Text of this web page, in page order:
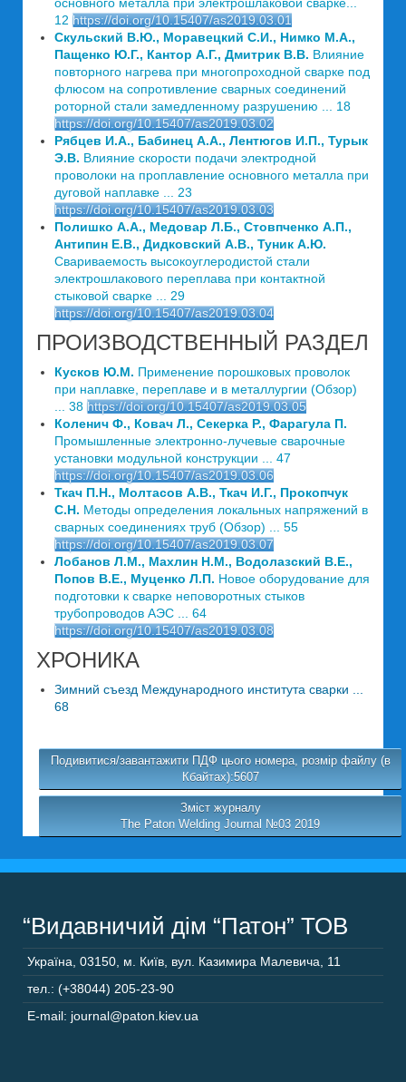
12 https://doi.org/10.15407/as2019.03.01
Скульский В.Ю., Моравецкий С.И., Нимко М.А.,
Пащенко Ю.Г., Кантор А.Г., Дмитрик В.В. Влияние
повторного нагрева при многопроходной сварке под
флюсом на сопротивление сварных соединений
роторной стали замедленному разрушению ... 18
https://doi.org/10.15407/as2019.03.02
Рябцев И.А., Бабинец А.А., Лентюгов И.П., Турык
Э.В. Влияние скорости подачи электродной
проволоки на проплавление основного металла при
дуговой наплавке ... 23
https://doi.org/10.15407/as2019.03.03
Полишко А.А., Медовар Л.Б., Стовпченко А.П.,
Антипин Е.В., Дидковский А.В., Туник А.Ю.
Свариваемость высокоуглеродистой стали
электрошлакового переплава при контактной
стыковой сварке ... 29
https://doi.org/10.15407/as2019.03.04
ПРОИЗВОДСТВЕННЫЙ РАЗДЕЛ
Кусков Ю.М. Применение порошковых проволок
при наплавке, переплаве и в металлургии (Обзор)
... 38 https://doi.org/10.15407/as2019.03.05
Коленич Ф., Ковач Л., Секерка Р., Фарагула П.
Промышленные электронно-лучевые сварочные
установки модульной конструкции ... 47
https://doi.org/10.15407/as2019.03.06
Ткач П.Н., Молтасов А.В., Ткач И.Г., Прокопчук
С.Н. Методы определения локальных напряжений в
сварных соединениях труб (Обзор) ... 55
https://doi.org/10.15407/as2019.03.07
Лобанов Л.М., Махлин Н.М., Водолазский В.Е.,
Попов В.Е., Муценко Л.П. Новое оборудование для
подготовки к сварке неповоротных стыков
трубопроводов АЭС ... 64
https://doi.org/10.15407/as2019.03.08
ХРОНИКА
Зимний съезд Международного института сварки ...
68
Подивитися/завантажити ПДФ цього номера, розмір файлу (в
Кбайтах):5607
Зміст журналу
The Paton Welding Journal №03 2019
“Видавничий дім “Патон” ТОВ
Україна 03150 м. Київ, вул. Казимира Малевича, 11
тел.: (+38044) 205-23-90
E-mail: journal@paton.kiev.ua